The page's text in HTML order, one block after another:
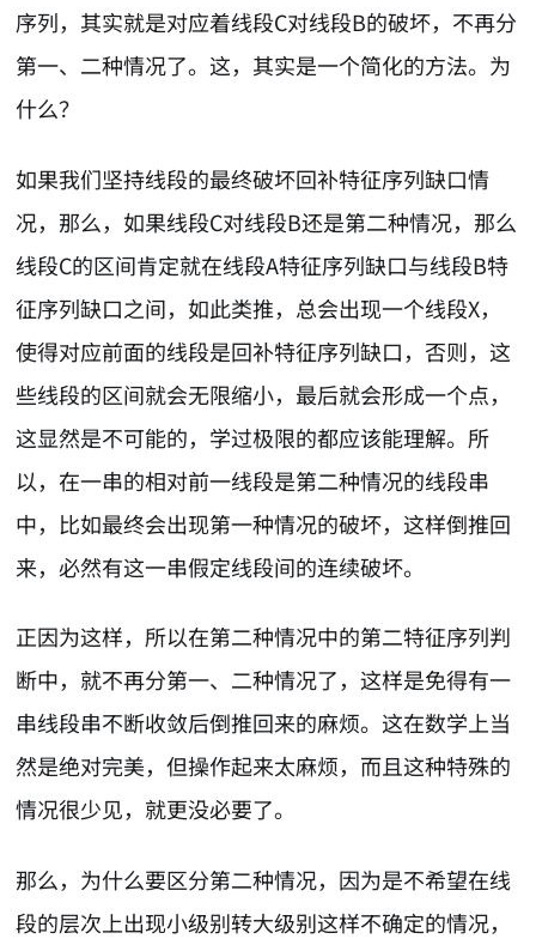
序列，其实就是对应着线段C对线段B的破坏，不再分
第一、二种情况了。这，其实是一个简化的方法。为
什么？
如果我们坚持线段的最终破坏回补特征序列缺口情
况，那么，如果线段C对线段B还是第二种情况，那么
线段C的区间肯定就在线段A特征序列缺口与线段B特
征序列缺口之间，如此类推，总会出现一个线段X，
使得对应前面的线段是回补特征序列缺口，否则，这
些线段的区间就会无限缩小，最后就会形成一个点，
这显然是不可能的，学过极限的都应该能理解。所
以，在一串的相对前一线段是第二种情况的线段串
中，比如最终会出现第一种情况的破坏，这样倒推回
来，必然有这一串假定线段间的连续破坏。
正因为这样，所以在第二种情况中的第二特征序列判
断中，就不再分第一、二种情况了，这样是免得有一
串线段串不断收敛后倒推回来的麻烦。这在数学上当
然是绝对完美，但操作起来太麻烦，而且这种特殊的
情况很少见，就更没必要了。
那么，为什么要区分第二种情况，因为是不希望在线
段的层次上出现小级别转大级别这样不确定的情况，